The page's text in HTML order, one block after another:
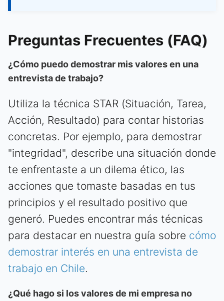
Preguntas Frecuentes (FAQ)
¿Cómo puedo demostrar mis valores en una
entrevista de trabajo?
Utiliza la técnica STAR (Situación, Tarea,
Acción, Resultado) para contar historias
concretas. Por ejemplo, para demostrar
"integridad", describe una situación donde
te enfrentaste a un dilema ético, las
acciones que tomaste basadas en tus
principios y el resultado positivo que
generó. Puedes encontrar más técnicas
para destacar en nuestra guía sobre cómo
demostrar interés en una entrevista de
trabajo en Chile.
¿Qué hago si los valores de mi empresa no